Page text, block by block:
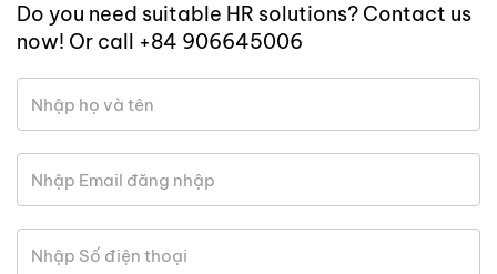
Do you need suitable HR solutions? Contact us
now! Or call +84 906645006